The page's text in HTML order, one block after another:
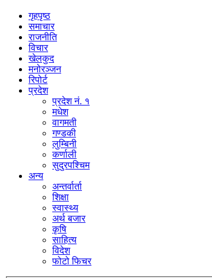
गृहपृष्ठ
समाचार
राजनीति
विचार
खेलकुद
मनोरञ्जन
रिपोर्ट
प्रदेश
प्रदेश नं. १
मधेश
वागमती
गण्डकी
लुम्बिनी
कर्णाली
सुदुरपश्चिम
अन्य
अन्तर्वार्ता
शिक्षा
स्वास्थ्य
अर्थ बजार
कृषि
साहित्य
विदेश
फोटो फिचर